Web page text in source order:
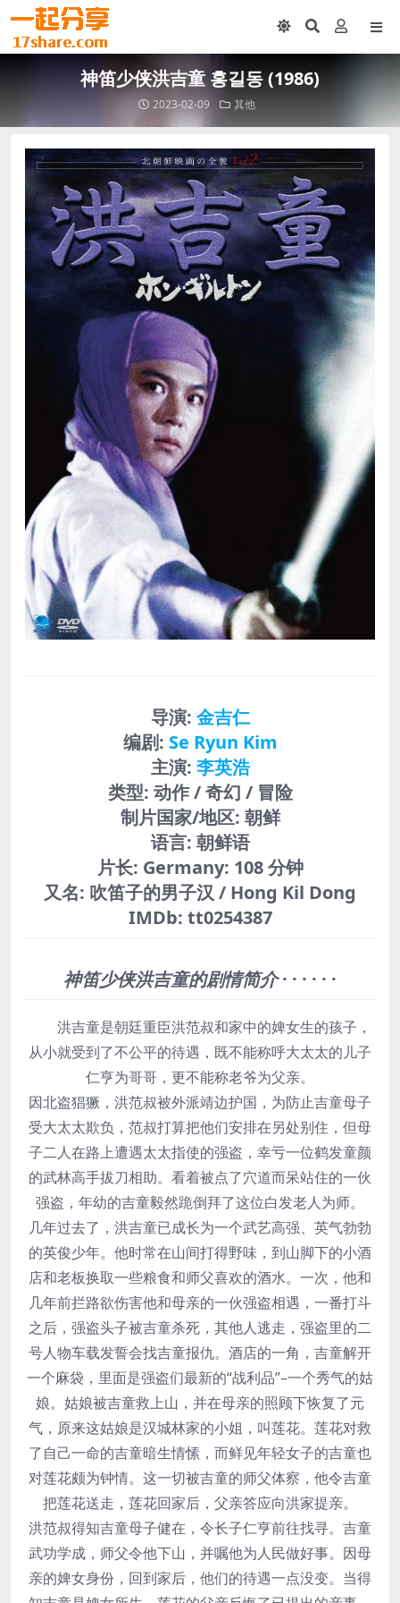
神笛少侠洪吉童 홍길동 (1986)
2023-02-09 其他
导演: 金吉仁
编剧: Se Ryun Kim
主演: 李英浩
类型: 动作 / 奇幻 / 冒险
制片国家/地区: 朝鲜
语言: 朝鲜语
片长: Germany: 108 分钟
又名: 吹笛子的男子汉 / Hong Kil Dong
IMDb: tt0254387
神笛少侠洪吉童的剧情简介· · · · · ·
洪吉童是朝廷重臣洪范叔和家中的婢女生的孩子，
从小就受到了不公平的待遇，既不能称呼大太太的儿子
仁亨为哥哥，更不能称老爷为父亲。
因北盗猖獗，洪范叔被外派靖边护国，为防止吉童母子
受大太太欺负，范叔打算把他们安排在另处别住，但母
子二人在路上遭遇太太指使的强盗，幸亏一位鹤发童颜
的武林高手拔刀相助。看着被点了穴道而呆站住的一伙
强盗，年幼的吉童毅然跪倒拜了这位白发老人为师。
几年过去了，洪吉童已成长为一个武艺高强、英气勃勃
的英俊少年。他时常在山间打得野味，到山脚下的小酒
店和老板换取一些粮食和师父喜欢的酒水。一次，他和
几年前拦路欲伤害他和母亲的一伙强盗相遇，一番打斗
之后，强盗头子被吉童杀死，其他人逃走，强盗里的二
号人物车载发誓会找吉童报仇。酒店的一角，吉童解开
一个麻袋，里面是强盗们最新的“战利品”–一个秀气的姑
娘。姑娘被吉童救上山，并在母亲的照顾下恢复了元
气，原来这姑娘是汉城林家的小姐，叫莲花。莲花对救
了自己一命的吉童暗生情愫，而鲜见年轻女子的吉童也
对莲花颇为钟情。这一切被吉童的师父体察，他令吉童
把莲花送走，莲花回家后，父亲答应向洪家提亲。
洪范叔得知吉童母子健在，令长子仁亨前往找寻。吉童
武功学成，师父令他下山，并嘱他为人民做好事。因母
亲的婢女身份，回到家后，他们的待遇一点没变。当得